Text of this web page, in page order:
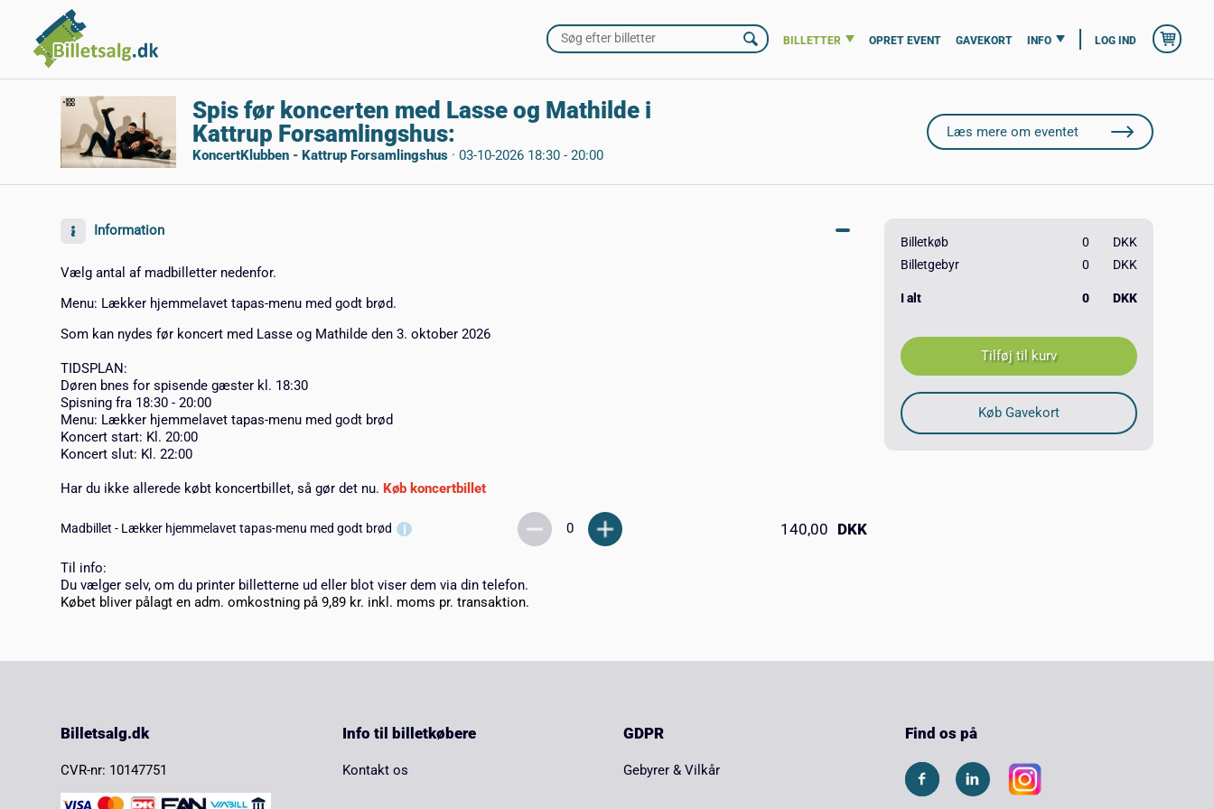
BILLETTER OPRET EVENT GAVEKORT INFO LOG IND
Spis før koncerten med Lasse og Mathilde i
Kattrup Forsamlingshus:
KoncertKlubben - Kattrup Forsamlingshus ·03-10-2026 18:30 - 20:00
Læs mere om eventet
Information
Vælg antal af madbilletter nedenfor.
Menu: Lækker hjemmelavet tapas-menu med godt brød.
Som kan nydes før koncert med Lasse og Mathilde den 3. oktober 2026
TIDSPLAN:
Døren bnes for spisende gæster kl. 18:30
Spisning fra 18:30 - 20:00
Menu: Lækker hjemmelavet tapas-menu med godt brød
Koncert start: Kl. 20:00
Koncert slut: Kl. 22:00
Har du ikke allerede købt koncertbillet, så gør det nu. Køb koncertbillet
Madbillet - Lækker hjemmelavet tapas-menu med godt brød 140,00 DKK
Til info:
Du vælger selv, om du printer billetterne ud eller blot viser dem via din telefon.
Købet bliver pålagt en adm. omkostning på 9,89 kr. inkl. moms pr. transaktion.
Billetkøb 0
DKK
Billetgebyr
0 DKK
I alt 0 DKK
Billetsalg.dk
CVR-nr: 10147751
Info til billetkøbere
Kontakt os
GDPR
Gebyrer & Vilkår
Find os på